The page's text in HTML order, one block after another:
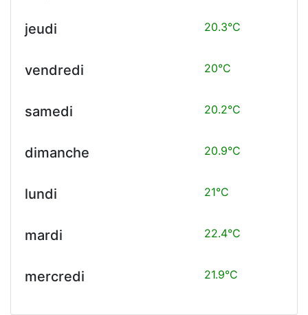
jeudi 20.3°C
vendredi 20°C
samedi 20.2°C
dimanche 20.9°C
lundi 21°C
mardi 22.4°C
mercredi 21.9°C